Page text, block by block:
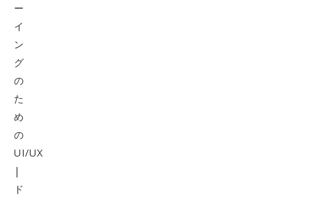
ー
イ
ン
グ
の
た
め
の
UI/UX
|
ド